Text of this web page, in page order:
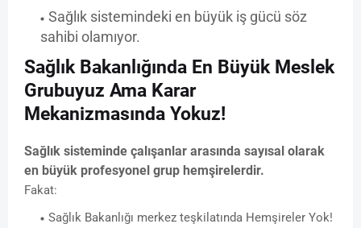
Sağlık sistemindeki en büyük iş gücü söz
sahibi olamıyor.
Sağlık Bakanlığında En Büyük Meslek
Grubuyuz Ama Karar
Mekanizmasında Yokuz!
Sağlık sisteminde çalışanlar arasında sayısal olarak
en büyük profesyonel grup hemşirelerdir.
Fakat:
Sağlık Bakanlığı merkez teşkilatında Hemşireler Yok!